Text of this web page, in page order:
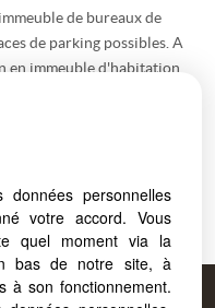
de bureaux de
de parking possibles. A
en immeuble d'habitation
acquéreur (576 000 € hors
jeanluc bouvier
ce bien est exposé sont
données personnelles
votre accord. Vous
quel moment via la
bas de notre site, à
à son fonctionnement.